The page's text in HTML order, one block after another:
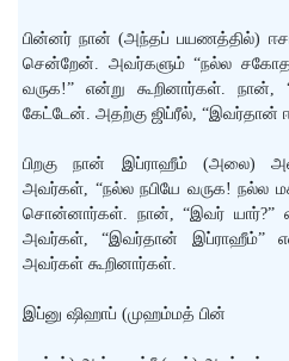
பின்னர் நான் (அந்தப் பயணத்தில்)
சென்றேன். அவர்களும் “நல்ல
வருக!” என்று கூறினார்கள். நான்,
கேட்டேன். அதற்கு ஜிப்ரீல், “இவர்தான்
பிறகு நான் இப்ராஹீம் (அலை)
அவர்கள், “நல்ல நபியே வருக! நல்ல
சொன்னார்கள். நான், “இவர் யார்?”
அவர்கள், “இவர்தான் இப்ராஹீம்”
அவர்கள் கூறினார்கள்.
இப்னு ஷிஹாப் (முஹம்மத் பின்